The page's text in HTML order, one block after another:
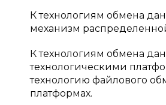
К технологиям обмена
механизм
К технологиям обмена
технологическими
технологию файлового
платформах.